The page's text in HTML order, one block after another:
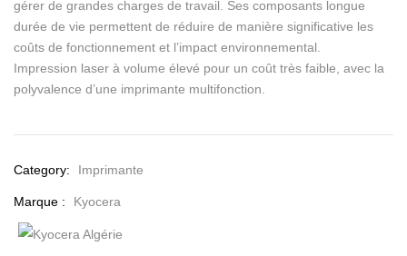
Mot de passe perdu?
gérer de grandes charges de travail. Ses composants longue
durée de vie permettent de réduire de manière significative les
coûts de fonctionnement et l’impact environnemental.
Impression laser à volume élevé pour un coût très faible, avec la
polyvalence d’une imprimante multifonction.
Category: Imprimante
Marque : Kyocera